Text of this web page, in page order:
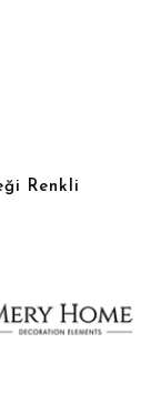
Renkli